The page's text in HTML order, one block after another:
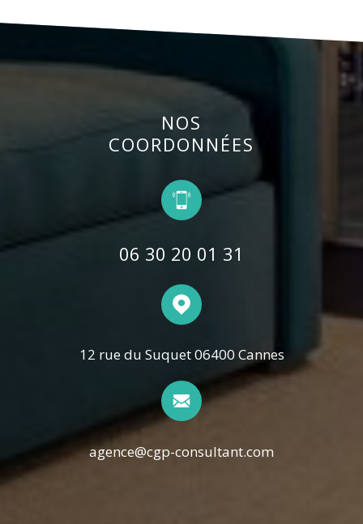
NOS
COORDONNÉES
06 30 20 01 31
12 rue du Suquet 06400 Cannes
agence@cgp-consultant.com